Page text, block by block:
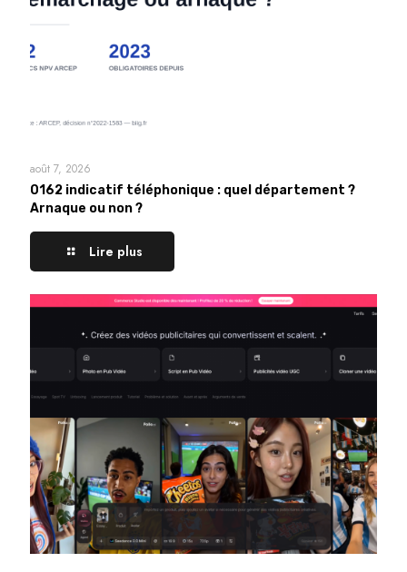
août 7, 2026
0162 indicatif téléphonique : quel département ?
Arnaque ou non ?
Lire plus